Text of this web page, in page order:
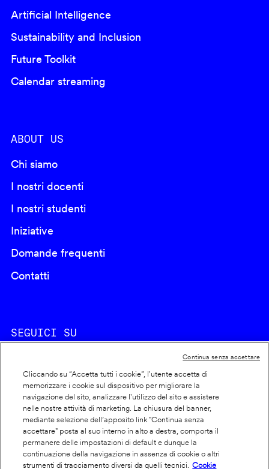
Artificial Intelligence
Sustainability and Inclusion
Future Toolkit
Calendar streaming
ABOUT US
Chi siamo
I nostri docenti
I nostri studenti
Iniziative
Domande frequenti
Contatti
SEGUICI SU
Footer
info
Cookie policy
Dichiarazione di accessibilità
Privacy
Cliccando su “Accetta tutti i cookie”, l'utente accetta di
memorizzare i cookie sul dispositivo per migliorare la
navigazione del sito, analizzare l'utilizzo del sito e assistere
nelle nostre attività di marketing. La chiusura del banner,
mediante selezione dell’apposito link "Continua senza
accettare" posta al suo interno in alto a destra, comporta il
permanere delle impostazioni di default e dunque la
continuazione della navigazione in assenza di cookie o altri
strumenti di tracciamento diversi da quelli tecnici.
Cookie
Continua senza accettare